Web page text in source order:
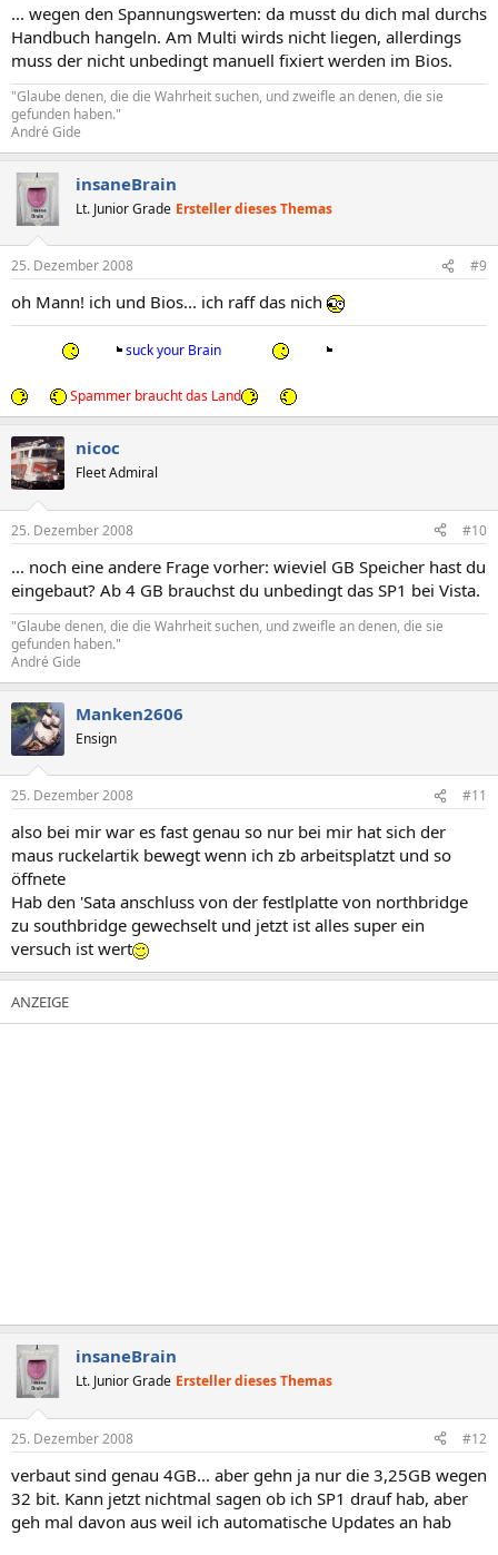
... wegen den Spannungswerten: da musst du dich mal durchs
Handbuch hangeln. Am Multi wirds nicht liegen, allerdings
muss der nicht unbedingt manuell fixiert werden im Bios.
"Glaube denen, die die Wahrheit suchen, und zweifle an denen, die sie
gefunden haben."
André Gide
insaneBrain
Lt. Junior Grade Ersteller dieses Themas
25. Dezember 2008 #9
oh Mann! ich und Bios... ich raff das nich
suck your Brain
Spammer braucht das Land
nicoc
Fleet Admiral
25. Dezember 2008 #10
... noch eine andere Frage vorher: wieviel GB Speicher hast du
eingebaut? Ab 4 GB brauchst du unbedingt das SP1 bei Vista.
"Glaube denen, die die Wahrheit suchen, und zweifle an denen, die sie
gefunden haben."
André Gide
Manken2606
Ensign
25. Dezember 2008 #11
also bei mir war es fast genau so nur bei mir hat sich der
maus ruckelartik bewegt wenn ich zb arbeitsplatzt und so
öffnete
Hab den 'Sata anschluss von der festlplatte von northbridge
zu southbridge gewechselt und jetzt ist alles super ein
versuch ist wert
insaneBrain
Lt. Junior Grade Ersteller dieses Themas
25. Dezember 2008 #12
verbaut sind genau 4GB... aber gehn ja nur die 3,25GB wegen
32 bit. Kann jetzt nichtmal sagen ob ich SP1 drauf hab, aber
geh mal davon aus weil ich automatische Updates an hab